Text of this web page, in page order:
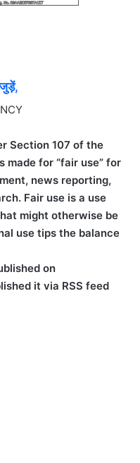
Section 107 of the
made for “fair use” for
news reporting,
Fair use is a use
might otherwise be
use tips the balance
on
it via RSS feed